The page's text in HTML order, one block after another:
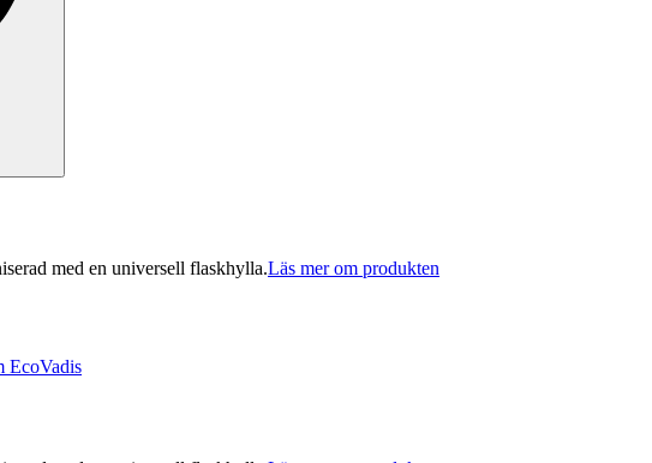
med en universell flaskhylla.Läs mer om produkten
EcoVadis